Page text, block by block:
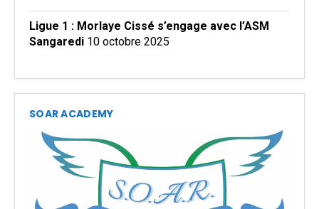
Ligue 1 : Morlaye Cissé s’engage avec l’ASM
Sangaredi 10 octobre 2025
SOAR ACADEMY